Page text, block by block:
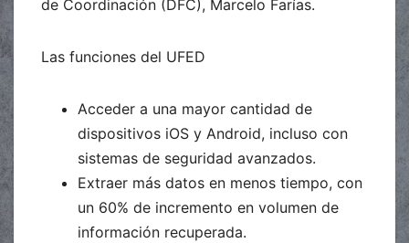
de Coordinación (DFC), Marcelo Farías.
Las funciones del UFED
Acceder a una mayor cantidad de
dispositivos iOS y Android, incluso con
sistemas de seguridad avanzados.
Extraer más datos en menos tiempo, con
un 60% de incremento en volumen de
información recuperada.